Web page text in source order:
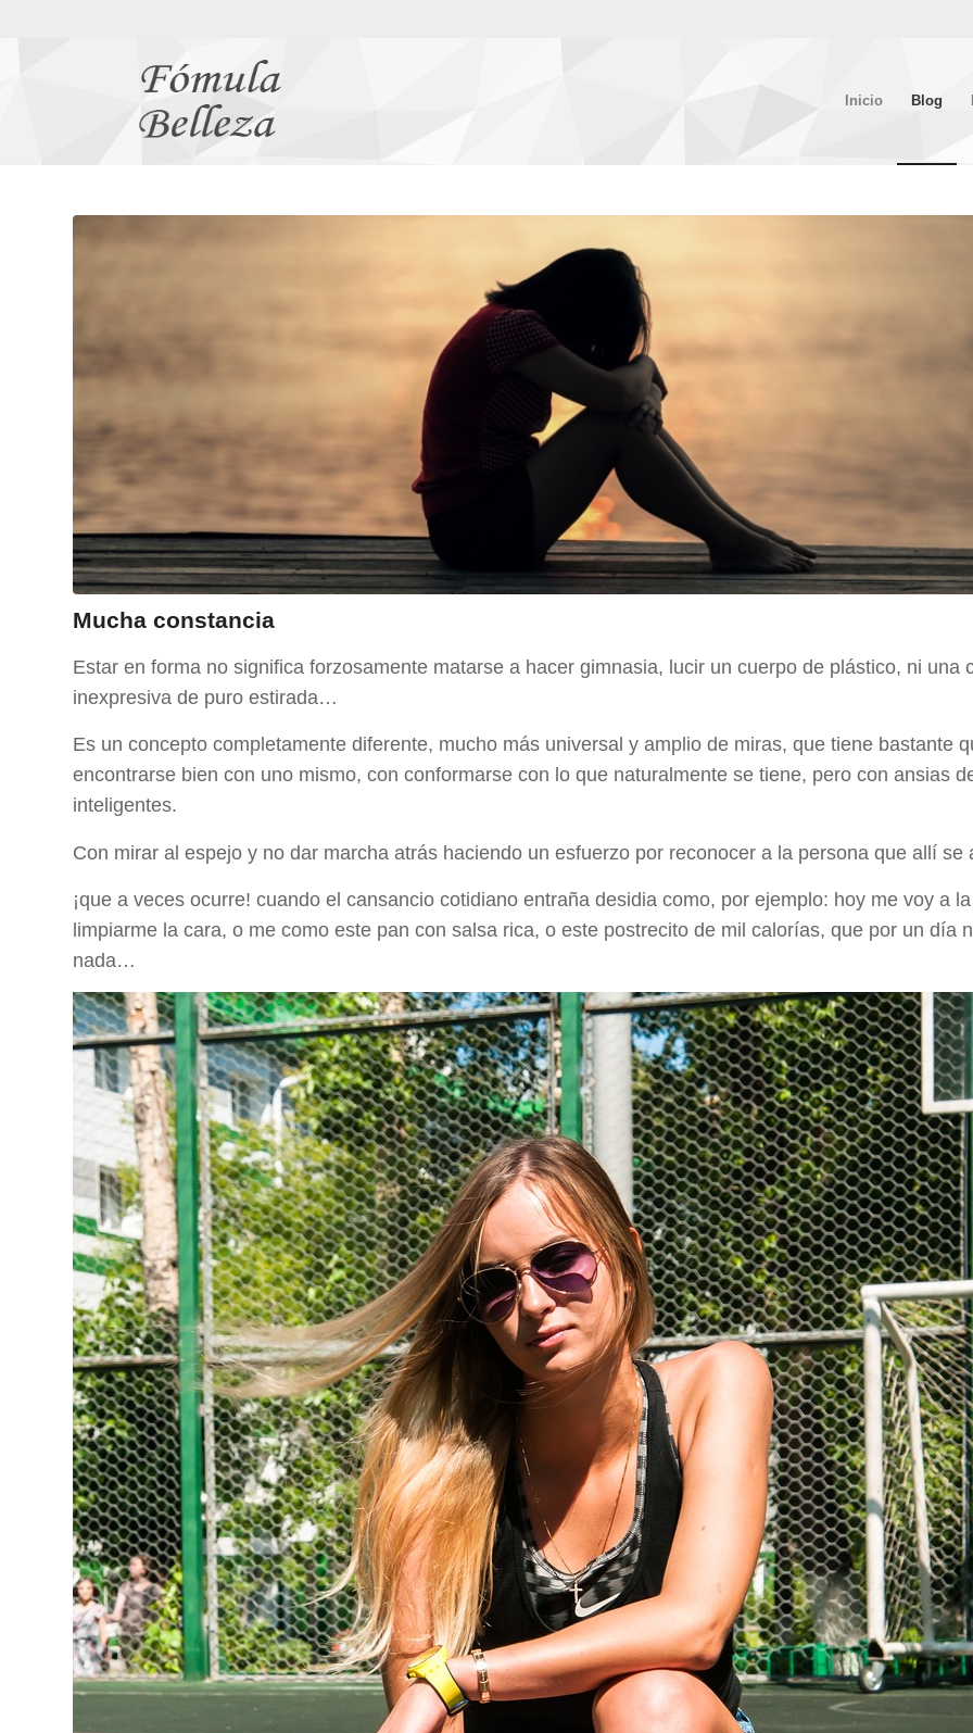
Inicio Blog
Mucha constancia
Estar en forma no significa forzosamente matarse a hacer gimnasia, lucir un cuerpo de plástico, ni una
inexpresiva de puro estirada…
Es un concepto completamente diferente, mucho más universal y amplio de miras, que tiene bastante
encontrarse bien con uno mismo, con conformarse con lo que naturalmente se tiene, pero con ansias
inteligentes.
Con mirar al espejo y no dar marcha atrás haciendo un esfuerzo por reconocer a la persona que allí se
¡que a veces ocurre! cuando el cansancio cotidiano entraña desidia como, por ejemplo: hoy me voy a
limpiarme la cara, o me como este pan con salsa rica, o este postrecito de mil calorías, que por un día
nada…